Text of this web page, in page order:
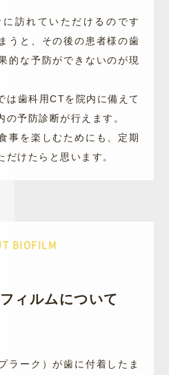
訪れていただけるのです
うと、その後の患者様の歯
的な予防ができないのが現
は歯科用CTを院内に備えて
予防診断が行えます。
事を楽しむためにも、定期
だけたらと思います。
BIOFILM
ィルムについて
ラーク）が歯に付着したま